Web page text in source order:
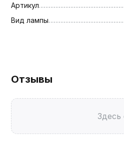
Артикул
Вид лампы
Отзывы